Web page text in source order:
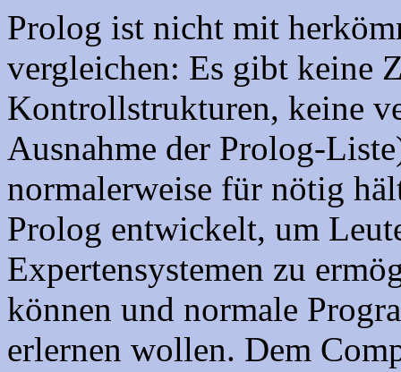
Prolog ist nicht mit
vergleichen: Es gibt keine
Kontrollstrukturen, keine
Ausnahme der Prolog-
normalerweise für nötig
Prolog entwickelt, um
Expertensystemen zu
können und normale
erlernen wollen. Dem